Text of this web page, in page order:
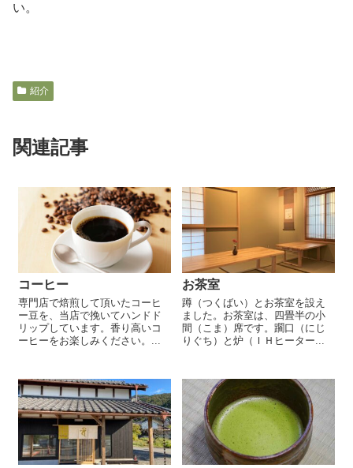
い。
紹介
関連記事
コーヒー
専門店で焙煎して頂いたコーヒ
ー豆を、当店で挽いてハンドド
リップしています。香り高いコ
ーヒーをお楽しみください。...
お茶室
蹲（つくばい）とお茶室を設え
ました。お茶室は、四畳半の小
間（こま）席です。躙口（にじ
りぐち）と炉（ＩＨヒーター...